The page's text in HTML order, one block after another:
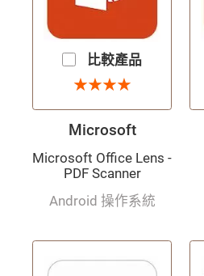
比較產品
4 星
★
★★
★★
★★
★
Microsoft
Microsoft Office Lens -
PDF Scanner
Android 操作系統